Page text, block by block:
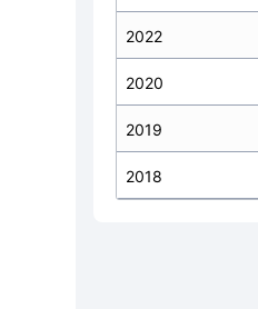
2022
2020
2019
2018